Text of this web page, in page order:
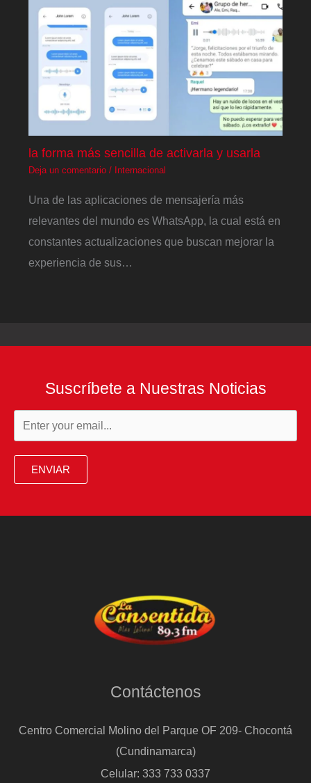
la forma más sencilla de activarla y usarla
Deja un comentario / Internacional
Una de las aplicaciones de mensajería más
relevantes del mundo es WhatsApp, la cual está en
constantes actualizaciones que buscan mejorar la
experiencia de sus…
Suscríbete a Nuestras Noticias
ENVIAR
Contáctenos
Centro Comercial Molino del Parque OF 209- Chocontá
(Cundinamarca)
Celular: 333 733 0337